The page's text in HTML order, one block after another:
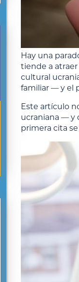
Hay una
tiende a
cultural
familiar — y el
Este artículo
ucraniana — y
primera cita